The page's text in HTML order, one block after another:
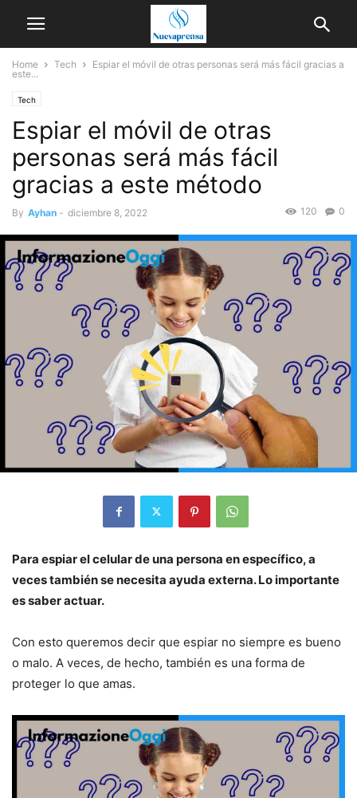
Home Tech
Espiar el móvil de otras personas será más fácil gracias a
este...
Tech
Espiar el móvil de otras
personas será más fácil
gracias a este método
By Ayhan - diciembre 8, 2022 0
120
Para espiar el celular de una persona en específico, a
veces también se necesita ayuda externa. Lo importante
es saber actuar.
Con esto queremos decir que espiar no siempre es bueno
o malo. A veces, de hecho, también es una forma de
proteger lo que amas.